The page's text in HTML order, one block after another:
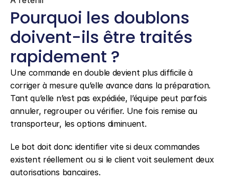
Pourquoi les doublons
doivent-ils être traités
rapidement ?
Une commande en double devient plus difficile à
corriger à mesure qu’elle avance dans la préparation.
Tant qu’elle n’est pas expédiée, l’équipe peut parfois
annuler, regrouper ou vérifier. Une fois remise au
transporteur, les options diminuent.
Le bot doit donc identifier vite si deux commandes
existent réellement ou si le client voit seulement deux
autorisations bancaires.